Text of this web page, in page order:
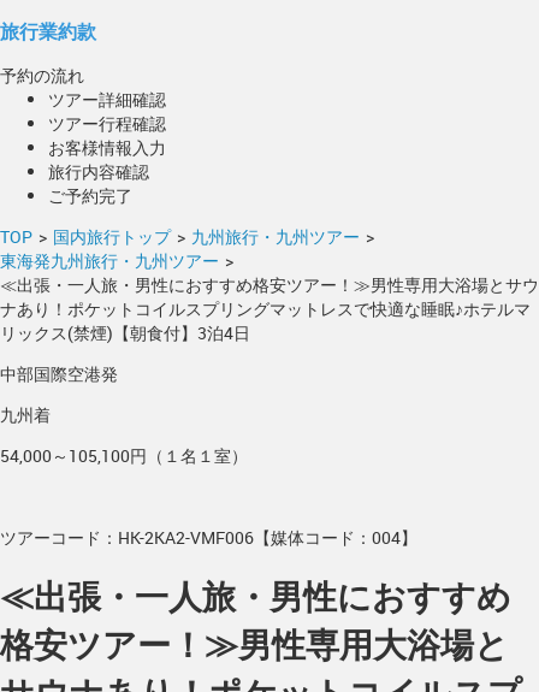
旅行業約款
予約の流れ
ツアー詳細確認
ツアー行程確認
お客様情報入力
旅行内容確認
ご予約完了
TOP > 国内旅行トップ > 九州旅行・九州ツアー >
東海発九州旅行・九州ツアー >
≪出張・一人旅・男性におすすめ格安ツアー！≫男性専用大浴場とサウ
ナあり！ポケットコイルスプリングマットレスで快適な睡眠♪ホテルマ
リックス(禁煙)【朝食付】3泊4日
中部国際空港発
九州着
54,000～105,100円（１名１室）
ツアーコード：HK-2KA2-VMF006【媒体コード：004】
≪出張・一人旅・男性におすすめ
格安ツアー！≫男性専用大浴場と